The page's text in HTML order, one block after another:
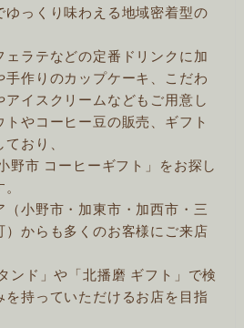
ゆっくり味わえる地域密着型の
ェラテなどの定番ドリンクに加
手作りのカップケーキ、こだわ
アイスクリームなどもご用意し
やコーヒー豆の販売、ギフト
おり、
野市 コーヒーギフト」をお探し
（小野市・加東市・加西市・三
）からも多くのお客様にご来店
ンド」や「北播磨 ギフト」で検
を持っていただけるお店を目指